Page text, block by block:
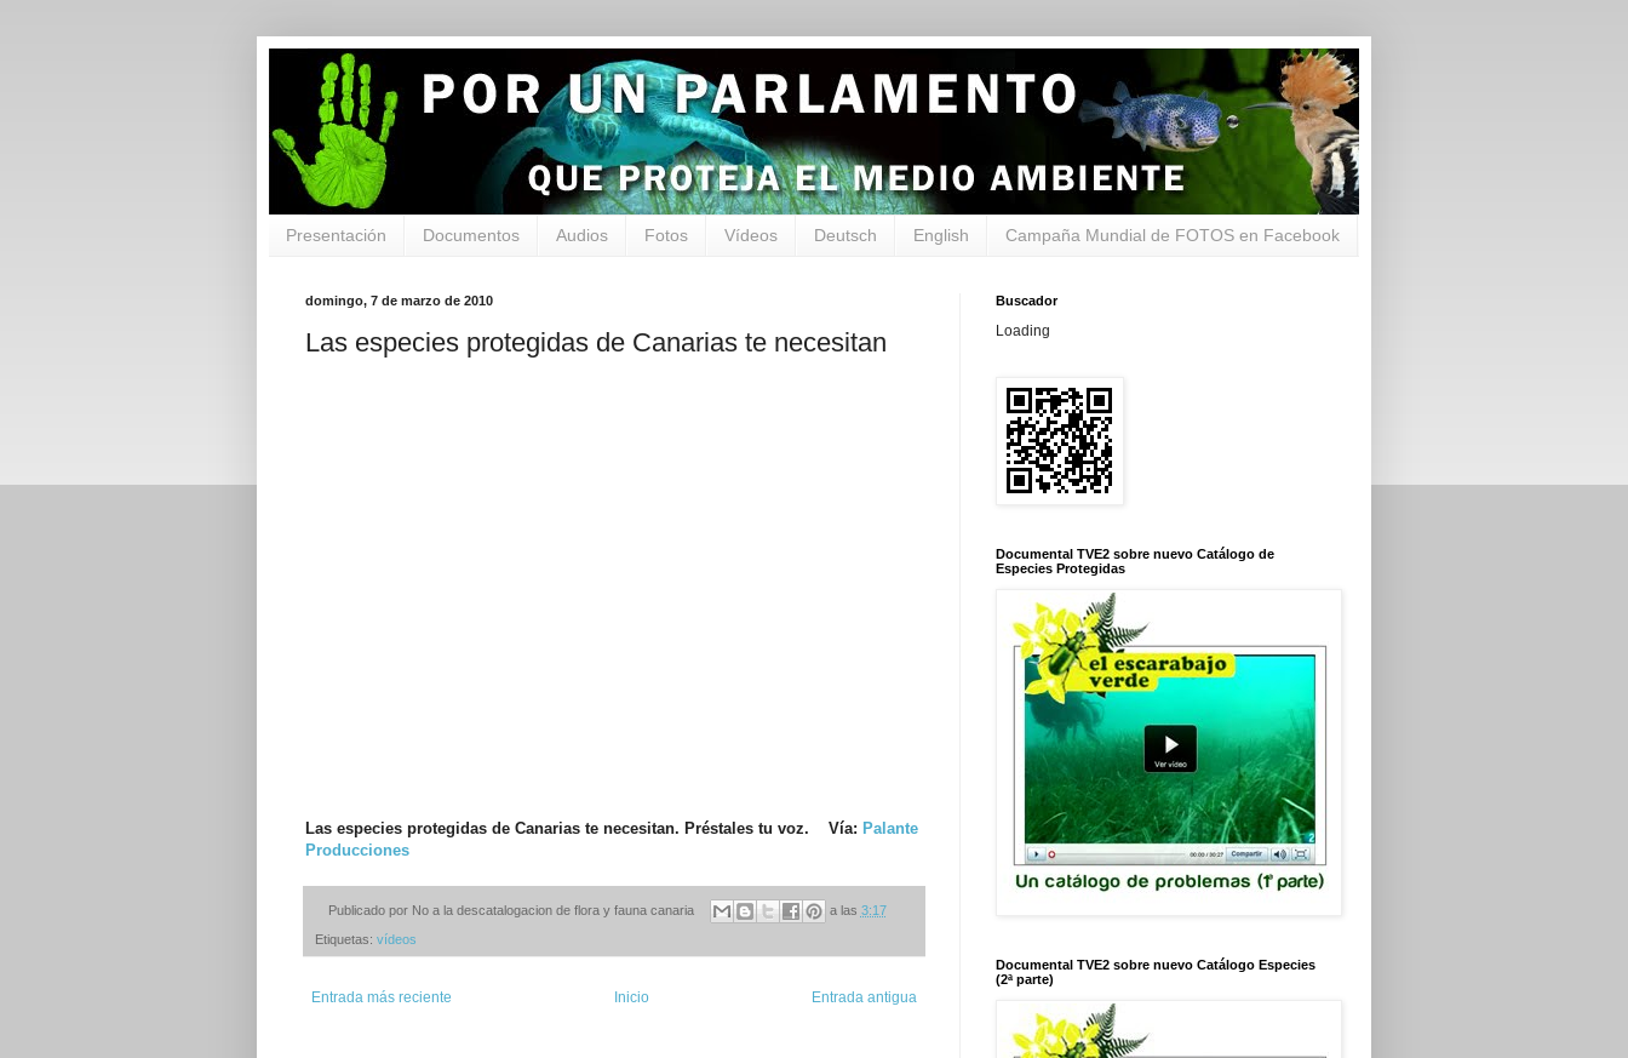
Presentación Documentos Audios Fotos Vídeos Deutsch English Campaña Mundial de FOTOS en Facebook
domingo, 7 de marzo de 2010
Las especies protegidas de Canarias te necesitan
Las especies protegidas de Canarias te necesitan. Préstales tu voz. Vía: Palante
Producciones
Publicado por No a la descatalogacion de flora y fauna canaria a las 3:17
Etiquetas: vídeos
Entrada más reciente Entrada antigua
Inicio
Buscador
Loading
Documental TVE2 sobre nuevo Catálogo de
Especies Protegidas
Documental TVE2 sobre nuevo Catálogo Especies
(2ª parte)